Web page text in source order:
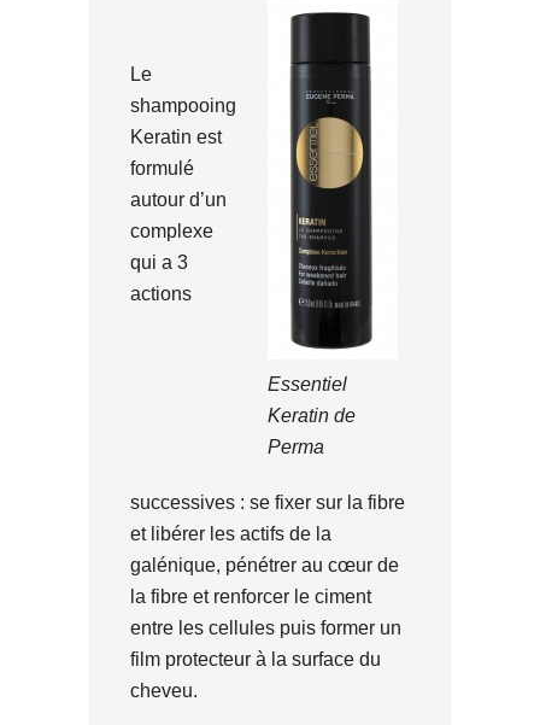
Essentiel
Keratin de
Perma
Le
shampooing
Keratin est
formulé
autour d’un
complexe
qui a 3
actions
successives : se fixer sur la fibre
et libérer les actifs de la
galénique, pénétrer au cœur de
la fibre et renforcer le ciment
entre les cellules puis former un
film protecteur à la surface du
cheveu.